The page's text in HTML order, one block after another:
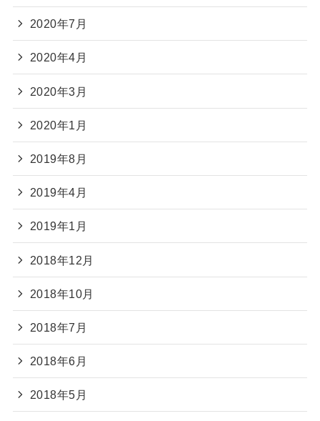
2020年7月
2020年4月
2020年3月
2020年1月
2019年8月
2019年4月
2019年1月
2018年12月
2018年10月
2018年7月
2018年6月
2018年5月